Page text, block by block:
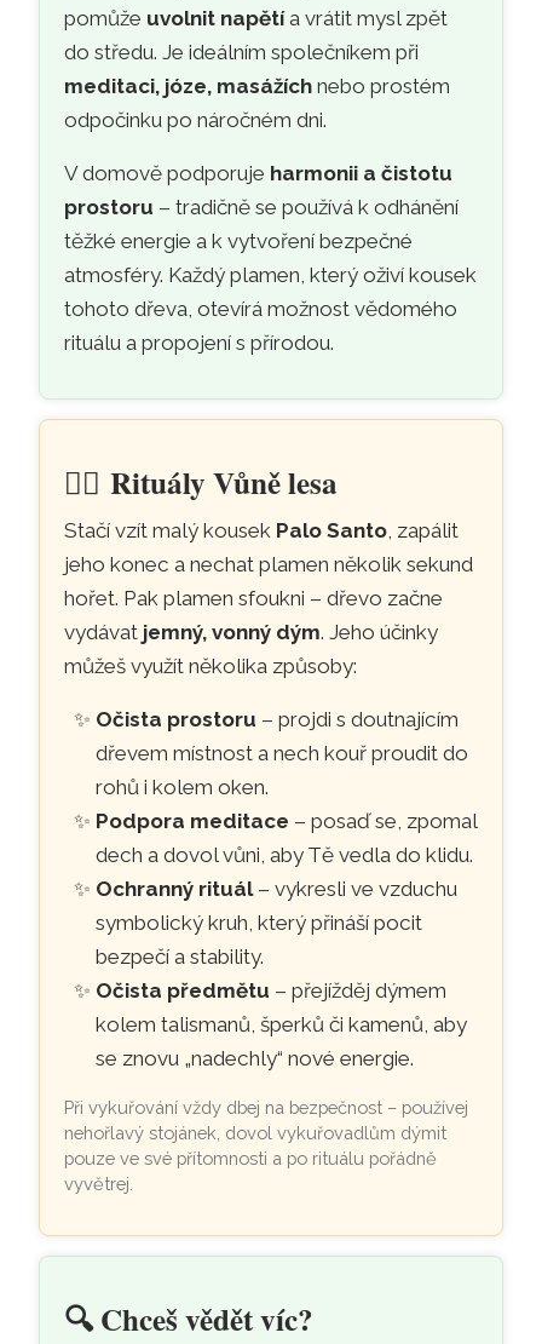
pomůže uvolnit napětía vrátit mysl zpět
do středu. Je ideálním společníkem při
meditaci, józe, masážích nebo prostém
odpočinku po náročném dni.
V domově podporuje harmonii a čistotu
prostoru – tradičně se používá k odhánění
těžké energie a k vytvoření bezpečné
atmosféry. Každý plamen, který oživí kousek
tohoto dřeva, otevírá možnost vědomého
rituálu a propojení s přírodou.
🧘‍♀️Rituály Vůně lesa
Stačí vzít malý kousek Palo Santo, zapálit
jeho konec a nechat plamen několik sekund
hořet. Pak plamen sfoukni – dřevo začne
vydávat jemný, vonný dým. Jeho účinky
můžeš využít několika způsoby:
Očista prostoru – projdi s doutnajícím
dřevem místnost a nech kouř proudit do
rohů i kolem oken.
Podpora meditace – posaď se, zpomal
dech a dovol vůni, aby Tě vedla do klidu.
Ochranný rituál– vykresli ve vzduchu
symbolický kruh, který přináší pocit
bezpečí a stability.
Očista předmětu – přejížděj dýmem
kolem talismanů, šperků či kamenů, aby
se znovu „nadechly“ nové energie.
Při vykuřování vždy dbej na bezpečnost – používej
nehořlavý stojánek, dovol vykuřovadlům dýmit
pouze ve své přítomnosti a po rituálu pořádně
vyvětrej.
🔍Chceš vědět víc?